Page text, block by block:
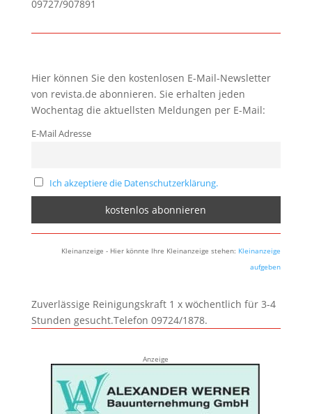
09727/907891
Hier können Sie den kostenlosen E-Mail-Newsletter
von revista.de abonnieren. Sie erhalten jeden
Wochentag die aktuellsten Meldungen per E-Mail:
E-Mail Adresse
Ich akzeptiere die Datenschutzerklärung.
Kleinanzeige - Hier könnte Ihre Kleinanzeige stehen: Kleinanzeige
aufgeben
Zuverlässige Reinigungskraft 1 x wöchentlich für 3-4
Stunden gesucht.Telefon 09724/1878.
Anzeige